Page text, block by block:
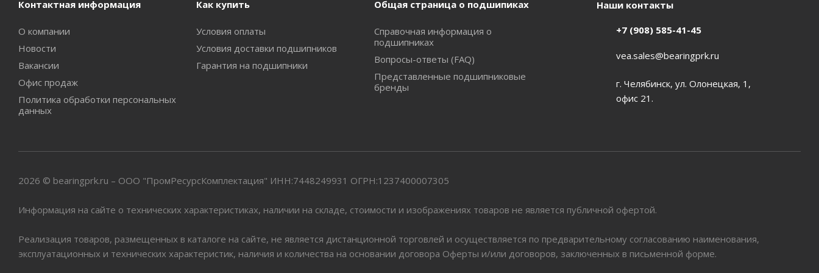
Контактная информация
О компании
Новости
Вакансии
Офис продаж
Политика обработки персональных
данных
Как купить
Условия оплаты
Условия доставки подшипников
Гарантия на подшипники
Общая страница о подшипиках
Справочная информация о
подшипниках
Вопросы-ответы (FAQ)
Представленные подшипниковые
бренды
Наши контакты
+7 (908) 585-41-45
vea.sales@bearingprk.ru
г. Челябинск, ул. Олонецкая, 1,
офис 21.
2026 © bearingprk.ru – ООО "ПромРесурсКомплектация" ИНН:7448249931 ОГРН:1237400007305
Информация на сайте о технических характеристиках, наличии на складе, стоимости и изображениях товаров не является публичной офертой.
Реализация товаров, размещенных в каталоге на сайте, не является дистанционной торговлей и осуществляется по предварительному согласованию наименования,
эксплуатационных и технических характеристик, наличия и количества на основании договора Оферты и/или договоров, заключенных в письменной форме.